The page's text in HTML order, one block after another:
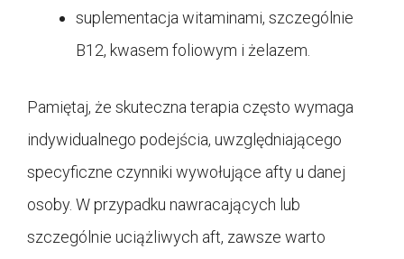
suplementacja witaminami, szczególnie
B12, kwasem foliowym i żelazem.
Pamiętaj, że skuteczna terapia często wymaga
indywidualnego podejścia, uwzględniającego
specyficzne czynniki wywołujące afty u danej
osoby. W przypadku nawracających lub
szczególnie uciążliwych aft, zawsze warto